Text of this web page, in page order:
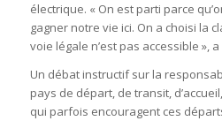
électrique. « On est parti parce
gagner notre vie ici. On a choisi la
voie légale n’est pas accessible », a
Un débat instructif sur la
pays de départ, de transit,
qui parfois encouragent ces